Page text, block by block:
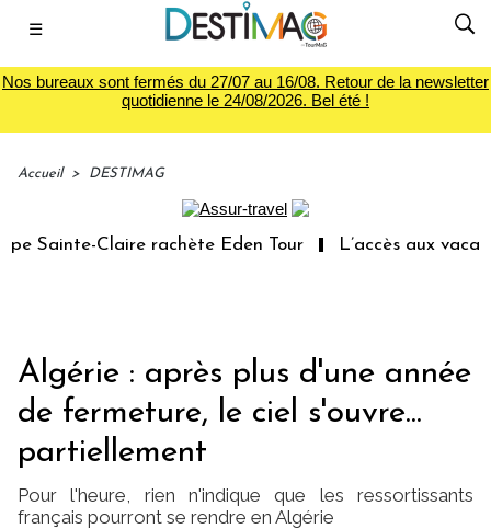
☰
Nos bureaux sont fermés du 27/07 au 16/08. Retour de la newsletter
quotidienne le 24/08/2026. Bel été !
Accueil > DESTIMAG
Sainte-Claire rachète Eden Tour L’accès aux
Algérie : après plus d'une année
de fermeture, le ciel s'ouvre...
partiellement
Pour l'heure, rien n'indique que les ressortissants
français pourront se rendre en Algérie